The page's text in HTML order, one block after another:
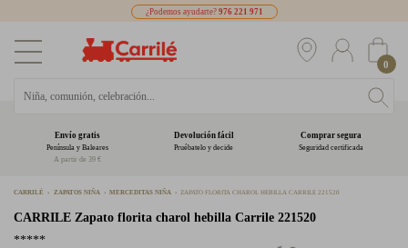
¿Podemos ayudarte? 976 221 971
0
Envío gratis
Península y Baleares
A partir de 39 €
Devolución fácil
Pruébatelo y decide
Comprar segura
Seguridad certificada
CARRILÉ ZAPATOS NIÑA MERCEDITAS NIÑA ZAPATO FLORITA CHAROL HEBILLA CARRILE 221520
CARRILE Zapato florita charol hebilla Carrile 221520
*****